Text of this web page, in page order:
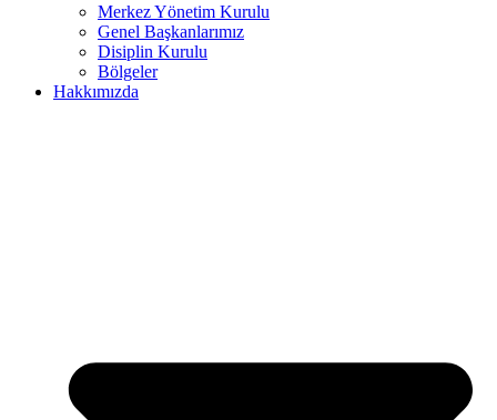
Merkez Yönetim Kurulu
Genel Başkanlarımız
Disiplin Kurulu
Bölgeler
Hakkımızda